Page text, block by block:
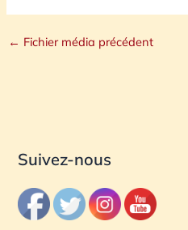
← Fichier média précédent
Suivez-nous